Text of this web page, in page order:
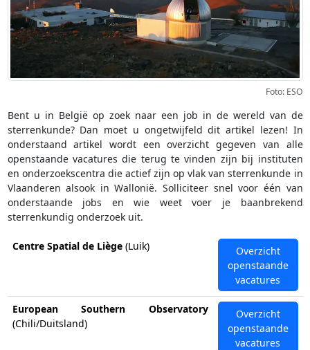
Foto: ESO
Bent u in België op zoek naar een job in de wereld van de
sterrenkunde? Dan moet u ongetwijfeld dit artikel lezen! In
onderstaand artikel wordt een overzicht gegeven van alle
openstaande vacatures die terug te vinden zijn bij instituten
en onderzoekscentra die actief zijn op vlak van sterrenkunde in
Vlaanderen alsook in Wallonië. Solliciteer snel voor één van
onderstaande jobs en wie weet voer je baanbrekend
sterrenkundig onderzoek uit.
Centre Spatial de Liège(Luik)
Overzicht
openstaande
vacatures
European Southern Observatory
(Chili/Duitsland)
Overzicht
openstaande
vacatures